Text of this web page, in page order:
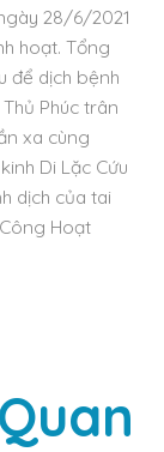
28/6/2021
hoạt. Tổng
để dịch bệnh
Phúc trân
xa cùng
Di Lặc Cứu
dịch của tai
Hoạt